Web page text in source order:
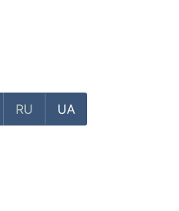
RU UA